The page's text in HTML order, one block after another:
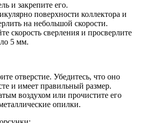
и закрепите его.
поверхности коллектора и
на небольшой скорости.
скорость сверления и просверлите
5 мм.
отверстие. Убедитесь, что оно
и имеет правильный размер.
воздухом или прочистите его
опилки.